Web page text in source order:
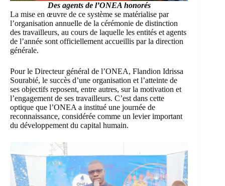
Des agents de l’ONEA honorés
La mise en œuvre de ce système se matérialise par
l’organisation annuelle de la cérémonie de distinction
des travailleurs, au cours de laquelle les entités et agents
de l’année sont officiellement accueillis par la direction
générale.
Pour le Directeur général de l’ONEA, Flandion Idrissa
Sourabié, le succès d’une organisation et l’atteinte de
ses objectifs reposent, entre autres, sur la motivation et
l’engagement de ses travailleurs. C’est dans cette
optique que l’ONEA a institué une journée de
reconnaissance, considérée comme un levier important
du développement du capital humain.